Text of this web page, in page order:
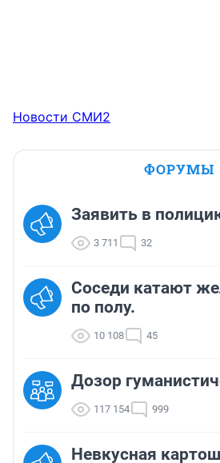
Новости СМИ2
ФОРУМЫ
Заявить в
3 711 32
Соседи катают
по полу.
10 108 45
Дозор
117 154 999
Невкусная